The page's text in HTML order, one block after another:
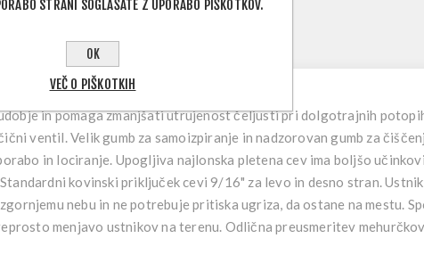
OPIS IZDELKA
in pomaga zmanjšati utrujenost čeljusti pri dolgotrajnih
ventil. Velik gumb za samoizpiranje in nadzorovan gumb za
in lociranje. Upogljiva najlonska pletena cev ima boljšo
kovinski priključek cevi 9/16" za levo in desno stran. Ustnik
nebu in ne potrebuje pritiska ugriza, da ostane na mestu.
menjavo ustnikov na terenu. Odlična preusmeritev
STRANI SOGLAŠATE Z UPORABO PIŠKOTKOV.
OK
VEČ O PIŠKOTKIH